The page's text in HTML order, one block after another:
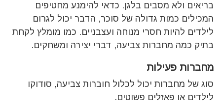
בריאים ולא מסבים בלגן. כדאי להימנע מחטיפים
המכילים כמות גדולה של סוכר, הדבר יכול לגרום
לילדים להיות חסרי מנוחה ועצבניים. כמו מומלץ לקחת
בתיק כמה מחברות צביעה, דברי יצירה ומשחקים.
מחברות פעילות
סוג של מחברות יכול לכלול חוברות צביעה, סודוקו
לילדים או פאזלים פשוטים.